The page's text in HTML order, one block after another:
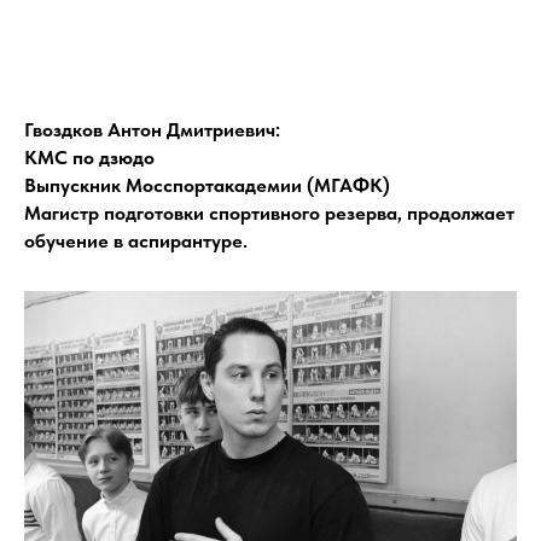
Гвоздков Антон Дмитриевич:
КМС по дзюдо
Выпускник Мосспортакадемии (МГАФК)
Магистр подготовки спортивного резерва, продолжает
обучение в аспирантуре.